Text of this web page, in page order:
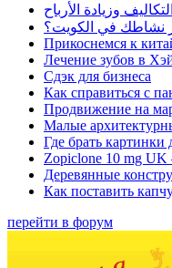
وزيادة الأرباح
نشاطك في الكويت؟
Прикоснемся к
Лечение зубов в
Сдэк для бизнеса
Как справиться с
Продвижение на
Малые
Где брать картинки
Zopiclone 10 mg UK
Деревянные
Как поставить
перейти в форум